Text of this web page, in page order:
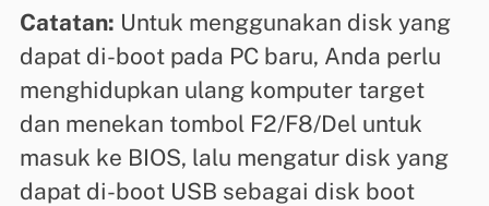
Catatan: Untuk menggunakan disk yang
dapat di-boot pada PC baru, Anda perlu
menghidupkan ulang komputer target
dan menekan tombol F2/F8/Del untuk
masuk ke BIOS, lalu mengatur disk yang
dapat di-boot USB sebagai disk boot